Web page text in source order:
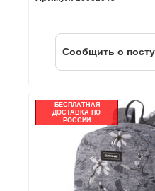
Cообщить о
БЕСПЛАТНАЯ
ДОСТАВКА ПО
РОССИИ